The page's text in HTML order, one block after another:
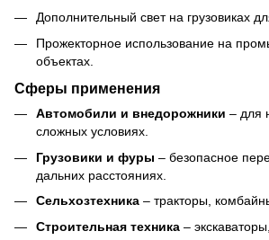
Дополнительный свет на грузовиках
Прожекторное использование на
объектах.
Сферы применения
Автомобили и внедорожники – для
сложных условиях.
Грузовики и фуры – безопасное
дальних расстояниях.
Сельхозтехника – тракторы,
Строительная техника –